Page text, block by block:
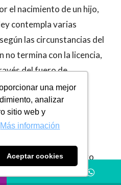
una mejor
analizar
sitio web y
Más información
Aceptar cookies
el nacimiento de un hijo,
contempla varias
las circunstancias del
no termina con la licencia,
del fuero de
del fuero de
laboral colombiano
de maternidad y el fuero